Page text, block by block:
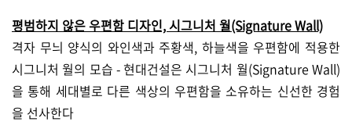
평범하지 않은 우편함 디자인, 시그니처 월(Signature Wall)
격자 무늬 양식의 와인색과 주황색, 하늘색을 우편함에 적용한
시그니처 월의 모습 - 현대건설은 시그니처 월(Signature Wall)
을 통해 세대별로 다른 색상의 우편함을 소유하는 신선한 경험
을 선사한다